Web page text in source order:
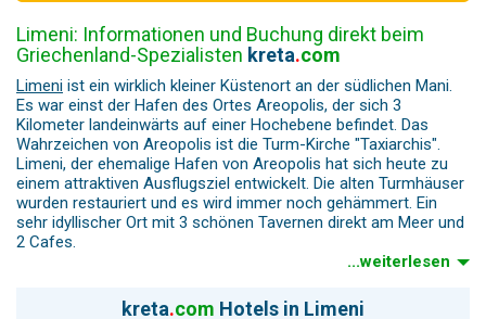
Limeni: Informationen und Buchung direkt beim
Griechenland-Spezialisten kreta.com
Limeni ist ein wirklich kleiner Küstenort an der südlichen Mani.
Es war einst der Hafen des Ortes Areopolis, der sich 3
Kilometer landeinwärts auf einer Hochebene befindet. Das
Wahrzeichen von Areopolis ist die Turm-Kirche "Taxiarchis".
Limeni, der ehemalige Hafen von Areopolis hat sich heute zu
einem attraktiven Ausflugsziel entwickelt. Die alten Turmhäuser
wurden restauriert und es wird immer noch gehämmert. Ein
sehr idyllischer Ort mit 3 schönen Tavernen direkt am Meer und
2 Cafes.
Aufstand gegen die Türken mit zu verantworten hatte. Petros
...weiterlesen
kreta.com Hotels in Limeni